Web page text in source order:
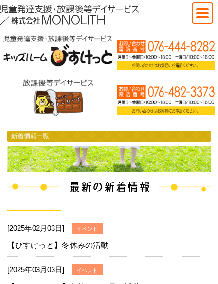
[2025年02月03日] イベント
【びすけっと】冬休みの活動
[2025年03月03日] イベント